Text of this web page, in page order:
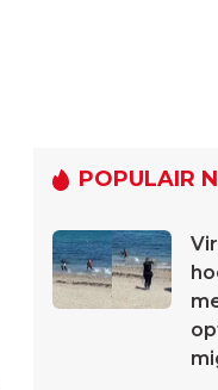
POPULAIR